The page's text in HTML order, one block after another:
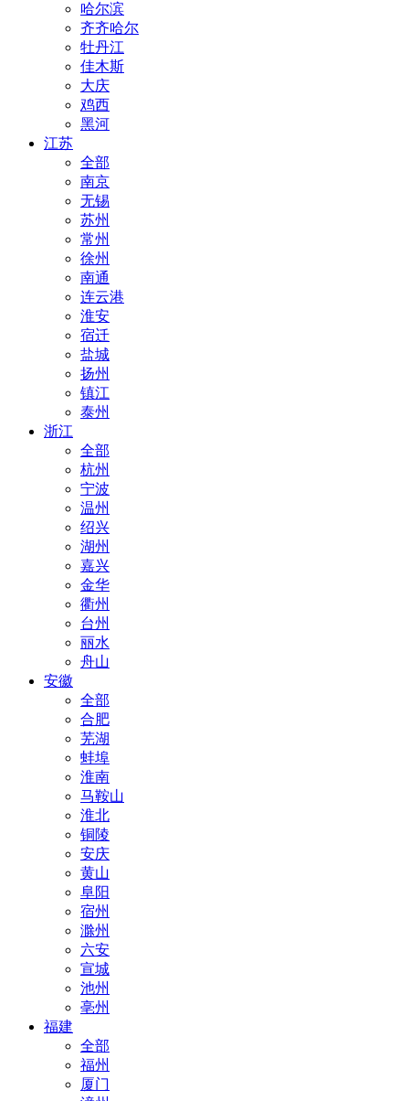
哈尔滨
齐齐哈尔
牡丹江
佳木斯
大庆
鸡西
黑河
江苏
全部
南京
无锡
苏州
常州
徐州
南通
连云港
淮安
宿迁
盐城
扬州
镇江
泰州
浙江
全部
杭州
宁波
温州
绍兴
湖州
嘉兴
金华
衢州
台州
丽水
舟山
安徽
全部
合肥
芜湖
蚌埠
淮南
马鞍山
淮北
铜陵
安庆
黄山
阜阳
宿州
滁州
六安
宣城
池州
亳州
福建
全部
福州
厦门